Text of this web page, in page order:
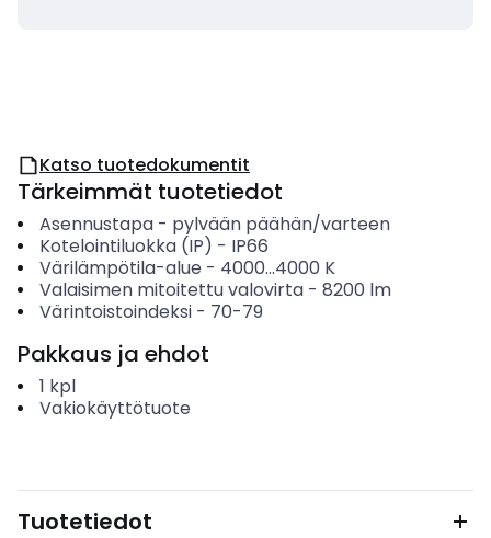
Katso tuotedokumentit
Tärkeimmät tuotetiedot
Asennustapa- pylvään päähän/varteen
Kotelointiluokka (IP) - IP66
Värilämpötila-alue - 4000...4000 K
Valaisimen mitoitettu valovirta- 8200 lm
Värintoistoindeksi- 70-79
Pakkaus ja ehdot
1 kpl
Vakiokäyttötuote
Tuotetiedot